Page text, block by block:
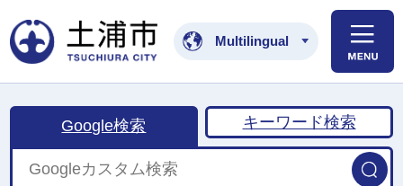
土浦市公式ホームペ
Multilingual
Google検索 キーワード検索